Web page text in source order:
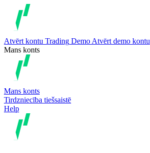
Atvērt kontu Trading Demo Atvērt demo kontu
Mans konts
Mans konts
Tirdzniecība tiešsaistē
Help